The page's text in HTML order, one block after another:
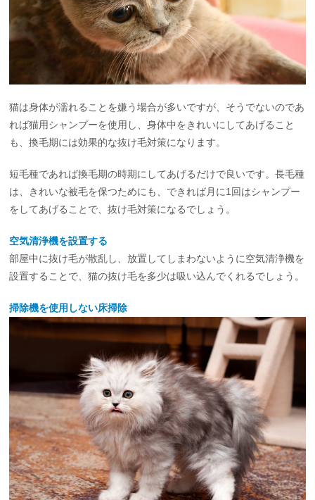
猫は身体が濡れることを嫌う場合が多いですが、そうでないのであ
れば猫用シャンプーを使用し、身体中をきれいにしてあげること
も、換毛期には効果的な抜け毛対策になります。
短毛種であれば換毛期の時期にしてあげるだけで良いです。長毛種
は、きれいな被毛を保つためにも、できれば月に1回はシャンプー
をしてあげることで、抜け毛対策になるでしょう。
空気清浄機を設置する
部屋中に抜け毛が散乱し、放置してしまわないように空気清浄機を
設置することで、猫の抜け毛を多少は吸い込んでくれるでしょう。
掃除機を使用しない床掃除